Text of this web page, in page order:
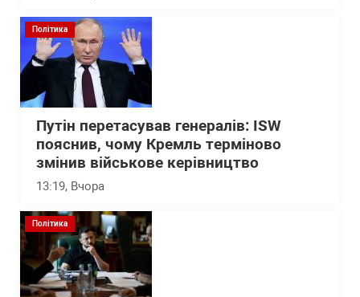
Політика
Путін перетасував генералів: ISW
пояснив, чому Кремль терміново
змінив військове керівництво
13:19, Вчора
Політика